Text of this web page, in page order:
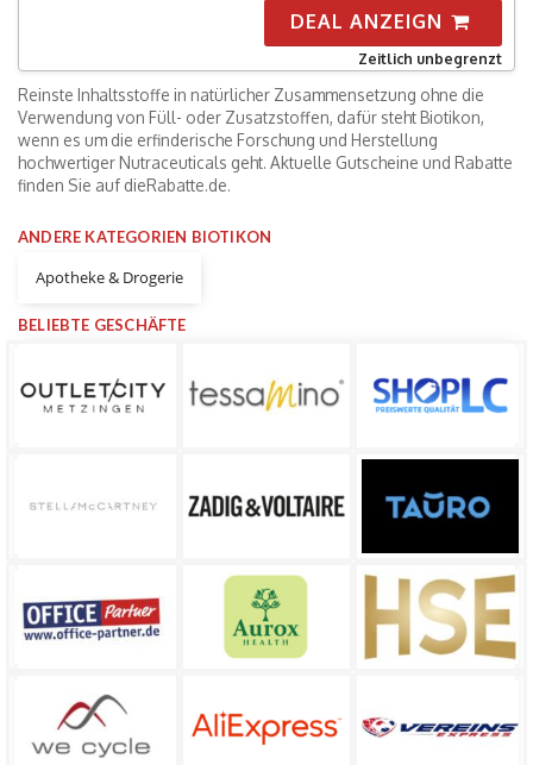
DEAL ANZEIGN
Zeitlich unbegrenzt
Reinste Inhaltsstoffe in natürlicher Zusammensetzung ohne die
Verwendung von Füll- oder Zusatzstoffen, dafür steht Biotikon,
wenn es um die erfinderische Forschung und Herstellung
hochwertiger Nutraceuticals geht. Aktuelle Gutscheine und Rabatte
finden Sie auf dieRabatte.de.
ANDERE KATEGORIEN BIOTIKON
Apotheke & Drogerie
BELIEBTE GESCHÄFTE